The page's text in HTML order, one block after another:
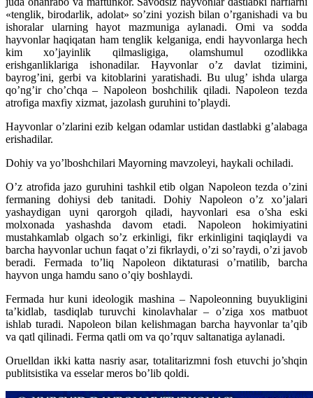
«tenglik, birodarlik, adolat» so’zini yozish bilan o’rganishadi va bu
ishoralar ularning hayot mazmuniga aylanadi. Omi va sodda
hayvonlar haqiqatan ham tenglik kelganiga, endi hayvonlarga hech
kim xo’jayinlik qilmasligiga, olamshumul ozodlikka
erishganliklariga ishonadilar. Hayvonlar o’z davlat tizimini,
bayrog’ini, gerbi va kitoblarini yaratishadi. Bu ulug’ ishda ularga
qo’ng’ir cho’chqa – Napoleon boshchilik qiladi. Napoleon tezda
atrofiga maxfiy xizmat, jazolash guruhini to’playdi.
Hayvonlar o’zlarini ezib kelgan odamlar ustidan dastlabki g’alabaga
erishadilar.
Dohiy va yo’lboshchilari Mayorning mavzoleyi, haykali ochiladi.
O’z atrofida jazo guruhini tashkil etib olgan Napoleon tezda o’zini
fermaning dohiysi deb tanitadi. Dohiy Napoleon o’z xo’jalari
yashaydigan uyni qarorgoh qiladi, hayvonlari esa o’sha eski
molxonada yashashda davom etadi. Napoleon hokimiyatini
mustahkamlab olgach so’z erkinligi, fikr erkinligini taqiqlaydi va
barcha hayvonlar uchun faqat o’zi fikrlaydi, o’zi so’raydi, o’zi javob
beradi. Fermada to’liq Napoleon diktaturasi o’rnatilib, barcha
hayvon unga hamdu sano o’qiy boshlaydi.
Fermada hur kuni ideologik mashina – Napoleonning buyukligini
ta’kidlab, tasdiqlab turuvchi kinolavhalar – o’ziga xos matbuot
ishlab turadi. Napoleon bilan kelishmagan barcha hayvonlar ta’qib
va qatl qilinadi. Ferma qatli om va qo’rquv saltanatiga aylanadi.
Oruelldan ikki katta nasriy asar, totalitarizmni fosh etuvchi jo’shqin
publitsistika va esselar meros bo’lib qoldi.